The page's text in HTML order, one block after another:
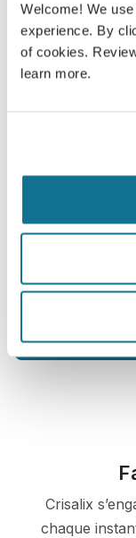
Welcome! We
experience. By
of cookies.
learn more.
Vous
depuis votre
Cela vous
votre famille et
Crisalix
chaque